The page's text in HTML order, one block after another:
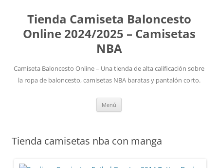
Tienda Camiseta Baloncesto
Online 2024/2025 – Camisetas
NBA
Camiseta Baloncesto Online – Una tienda de alta calificación sobre
la ropa de baloncesto, camisetas NBA baratas y pantalón corto.
Menú
Tienda camisetas nba con manga